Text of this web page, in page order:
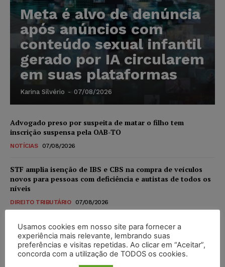
Meta é alvo de denúncia
após anúncios com
conteúdo sexual infantil
gerado por IA circularem
em suas plataformas
Karina Silvério - 07/08/2026
Advogado preso por suspeita de matar o filho tem
inscrição suspensa pela OAB-TO
NOTÍCIAS 07/08/2026
STF amplia isenção de IBS e CBS na compra de veículos
novos para pessoas com deficiência e autistas de todos os
níveis
DIREITO TRIBUTÁRIO 07/08/2026
Justiça do Trabalho mantém justa causa de empregado que
vendia canetas emagrecedoras no local de trabalho
NOTÍCIAS 07/08/2026
Usamos cookies em nosso site para fornecer a
experiência mais relevante, lembrando suas
preferências e visitas repetidas. Ao clicar em “Aceitar”,
concorda com a utilização de TODOS os cookies.